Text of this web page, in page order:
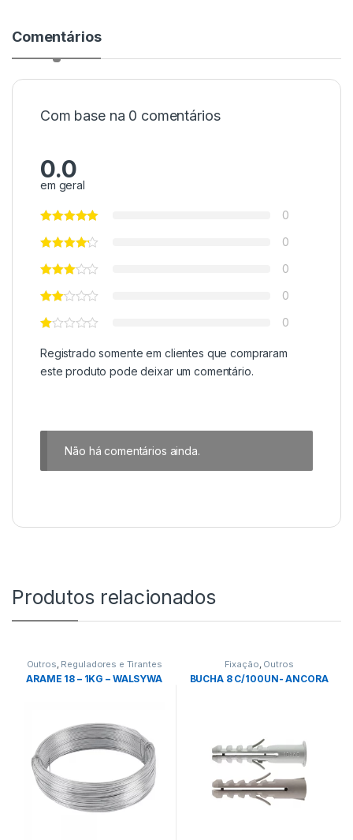
Comentários
Com base na 0 comentários
0.0
em geral
0
0
0
0
0
Registrado somente em clientes que compraram
este produto pode deixar um comentário.
Não há comentários ainda.
Produtos relacionados
Outros, Reguladores e Tirantes
ARAME 18 – 1KG – WALSYWA
Fixação, Outros
BUCHA 8 C/100UN- ANCORA